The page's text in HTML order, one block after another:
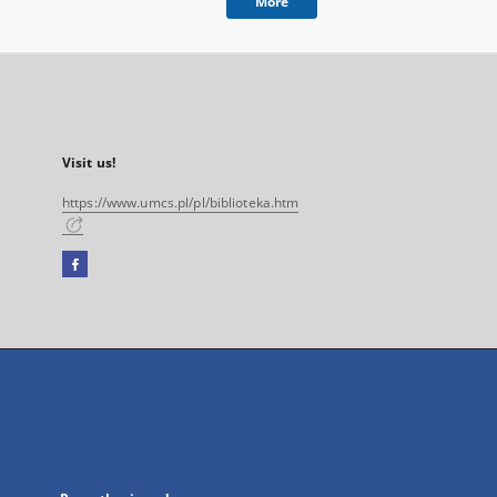
Visit us!
https://www.umcs.pl/pl/biblioteka.htm
Facebook
open